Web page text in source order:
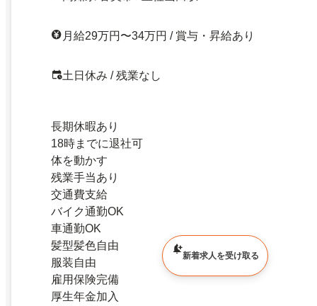
月給29万円〜34万円 / 賞与・昇給あり
土日休み / 残業なし
長期休暇あり
18時までに退社可
体を動かす
残業手当あり
交通費支給
バイク通勤OK
車通勤OK
髪型髪色自由
服装自由
雇用保険完備
厚生年金加入
新着求人を受け取る